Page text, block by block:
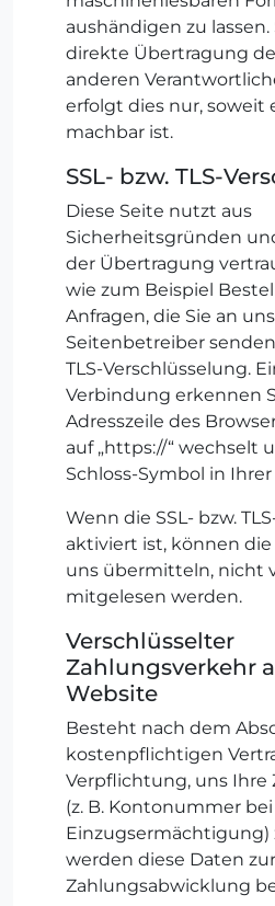
aushändigen zu lassen.
direkte Übertragung
anderen
erfolgt dies nur, soweit
machbar ist.
SSL- bzw. TLS-
Diese Seite nutzt aus
Sicherheitsgründen
der Übertragung
wie zum Beispiel
Anfragen, die Sie an
Seitenbetreiber
TLS-Verschlüsselung.
Verbindung erkennen
Adresszeile des
auf „https://“ wechselt
Schloss-Symbol in
Wenn die SSL- bzw.
aktiviert ist, können die
uns übermitteln, nicht
mitgelesen werden.
Verschlüsselter
Zahlungsverkehr
Website
Besteht nach dem
kostenpflichtigen
Verpflichtung, uns Ihre
(z. B. Kontonummer bei
werden diese Daten zur
Zahlungsabwicklung